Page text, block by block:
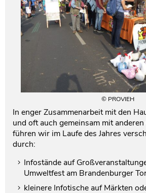
© PROVIEH
In enger Zusammenarbeit mit den
und oft auch gemeinsam mit
führen wir im Laufe des Jahres
durch:
Infostände auf
Umweltfest am Brandenburger
kleinere Infotische auf Märkten